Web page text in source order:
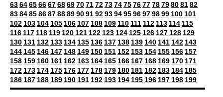
6364656667686970717273747576777879808182
8384858687888990919293949596979899 100 101
102 103 104 105 106 107 108 109 110 111 112 113 114 115
116 117 118 119 120 121 122 123 124 125 126 127 128 129
130 131 132 133 134 135 136 137 138 139 140 141 142 143
144 145 146 147 148 149 150 151 152 153 154 155 156 157
158 159 160 161 162 163 164 165 166 167 168 169 170 171
172 173 174 175 176 177 178 179 180 181 182 183 184 185
186 187 188 189 190 191 192 193 194 195 196 197 198 199